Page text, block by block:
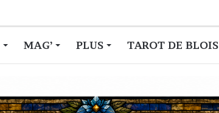
MAG’ PLUS TAROT DE BLOIS